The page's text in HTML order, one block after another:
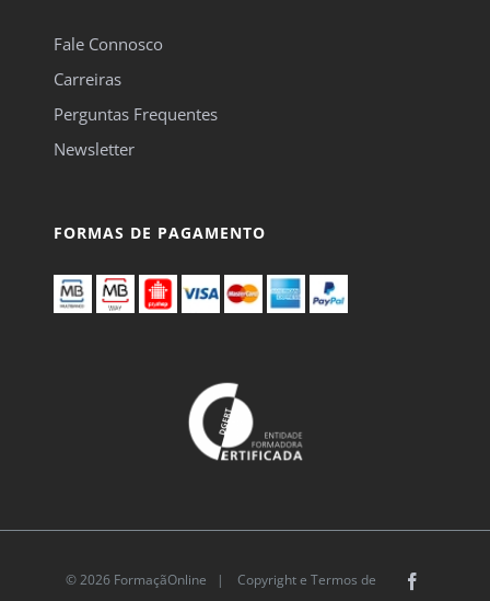
Fale Connosco
Carreiras
Perguntas Frequentes
Newsletter
FORMAS DE PAGAMENTO
© 2026 FormaçãOnline | Copyright e Termos de